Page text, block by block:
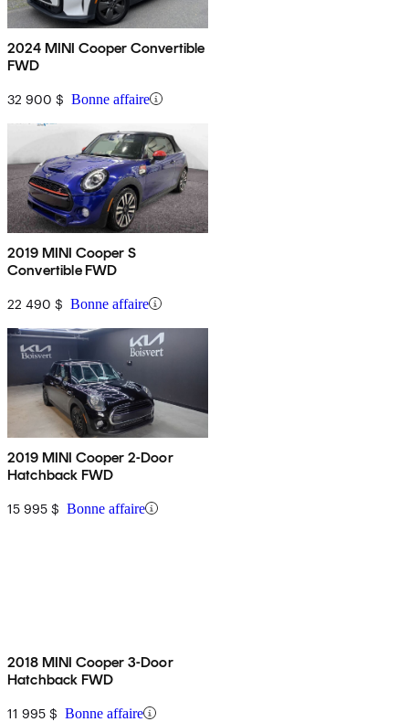
2024 MINI Cooper Convertible
FWD
32 900 $ Bonne affaire
2019 MINI Cooper S
Convertible FWD
22 490 $ Bonne affaire
2019 MINI Cooper 2-Door
Hatchback FWD
15 995 $ Bonne affaire
2018 MINI Cooper 3-Door
Hatchback FWD
11 995 $ Bonne affaire